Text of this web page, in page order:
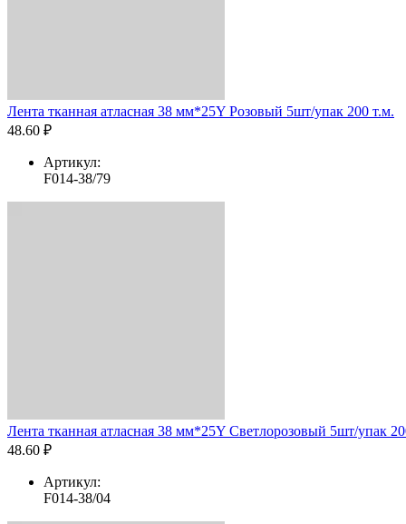
Лента тканная атласная 38 мм*25Y Розовый 5шт/упак 200 т.м.
48.60 ₽
Артикул:
F014-38/79
Лента тканная атласная 38 мм*25Y Светлорозовый 5шт/упак
48.60 ₽
Артикул:
F014-38/04